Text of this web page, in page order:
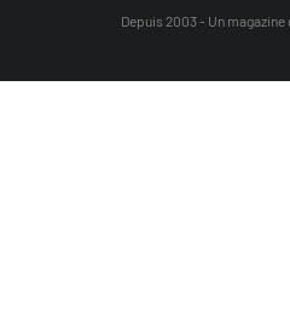
Depuis 2003 - Un magazine